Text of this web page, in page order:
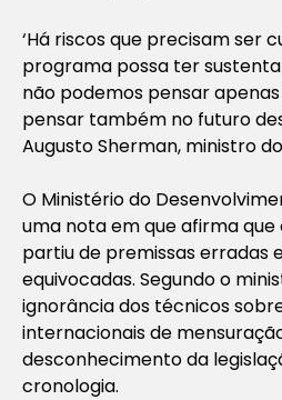
‘Há riscos que precisam ser
programa possa ter
não podemos pensar
pensar também no futuro
Augusto Sherman, ministro
O Ministério do
uma nota em que afirma que
partiu de premissas erradas
equivocadas. Segundo o
ignorância dos técnicos
internacionais de
desconhecimento da
cronologia.